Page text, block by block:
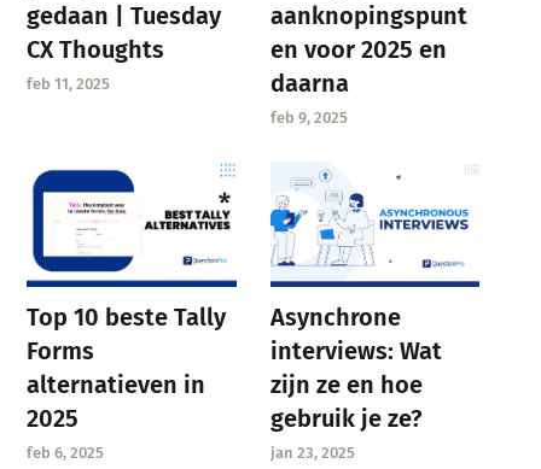
gedaan | Tuesday
CX Thoughts
feb 11, 2025
aanknopingspunt
en voor 2025 en
daarna
feb 9, 2025
Top 10 beste Tally
Forms
alternatieven in
2025
feb 6, 2025
Asynchrone
interviews: Wat
zijn ze en hoe
gebruik je ze?
jan 23, 2025